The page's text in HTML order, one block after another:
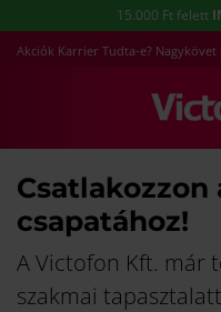
15.000 Ft felett
Akciók Karrier Tudta-e?
csapatához!
A Victofon Kft. már
szakmai